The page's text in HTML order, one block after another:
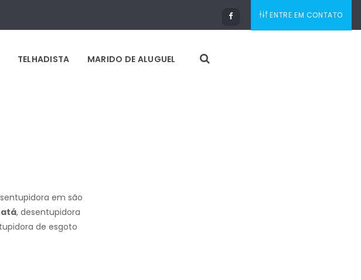
ENTRE EM CONTATO
TELHADISTA MARIDO DE ALUGUEL
em são
, desentupidora
de esgoto